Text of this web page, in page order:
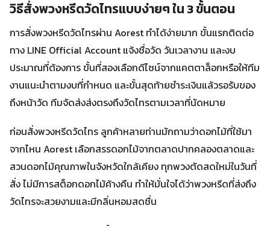
วิธีสั่งพวงหรีดวัดไทรแบบง่ายๆ ใน 3 ขั้นตอน
การสั่งพวงหรีดวัดไทรผ่าน Aorest ทำได้ง่ายมาก ขั้นแรกติดต่อ
ทาง LINE Official Account แจ้งชื่อวัด วันเวลางาน และงบ
ประมาณที่ต้องการ ขั้นที่สองเลือกดีไซน์จากแคตตาล็อกหรือให้ทีม
งานแนะนำตามงบที่กำหนด และขั้นสุดท้ายชำระเงินแล้วรอรับของ
ถึงหน้าวัด ทีมจัดส่งส่งตรงถึงวัดไทรตามเวลาที่นัดหมาย
ก่อนสั่งพวงหรีดวัดไทร ลูกค้าหลายท่านมักถามว่าดอกไม้ที่ใช้มา
จากไหน Aorest เลือกสรรดอกไม้จากตลาดปากคลองตลาดและ
สวนดอกไม้คุณภาพในจังหวัดใกล้เคียง ทุกพวงตัดสดใหม่ในวันที่
สั่ง ไม่มีการสต็อกดอกไม้ค้างคืน ทำให้มั่นใจได้ว่าพวงหรีดที่ส่งถึง
วัดไทรจะสวยงามและมีกลิ่นหอมสดชื่น